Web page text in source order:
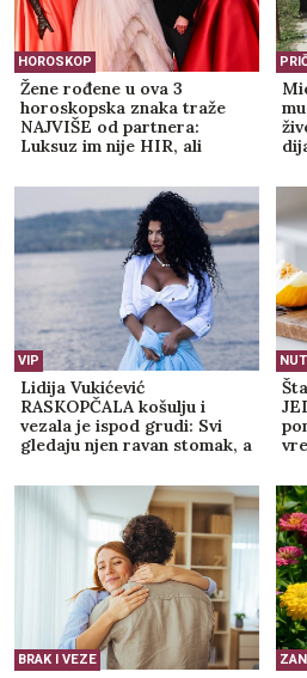
Punite telefon pogrešno
zaista dešava kada ga
TRAMP KREĆE
Otkriveni
Gazi
Dea Đurđević
Voditeljka